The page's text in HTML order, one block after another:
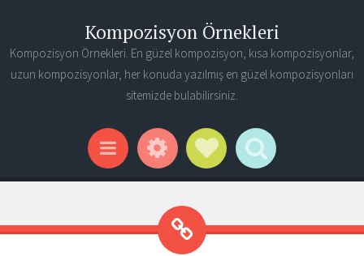
Kompozisyon Örnekleri
Kompozisyon Örnekleri. En güzel kompozisyon, kısa kompozisyonlar,
uzun kompozisyonlar, her konuda yazılmış en güzel kompozisyonları
sitemizde bulabilirsiniz.
Menu WidgetsSocial Links
Search